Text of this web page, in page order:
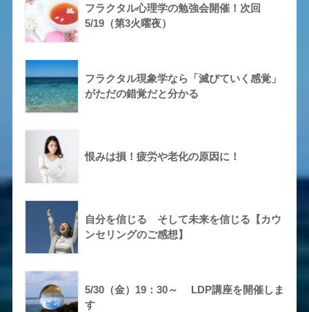
フラクタル心理学の勉強会開催！次回
5/19（第3火曜夜）
フラクタル現象学なら「滅びていく感覚」
がただの錯覚だと分かる
恨みは損！疲労や老化の原因に！
自分を信じる そして未来を信じる【カウ
ンセリングのご感想】
5/30（金）19：30～ LDP講座を開催しま
す